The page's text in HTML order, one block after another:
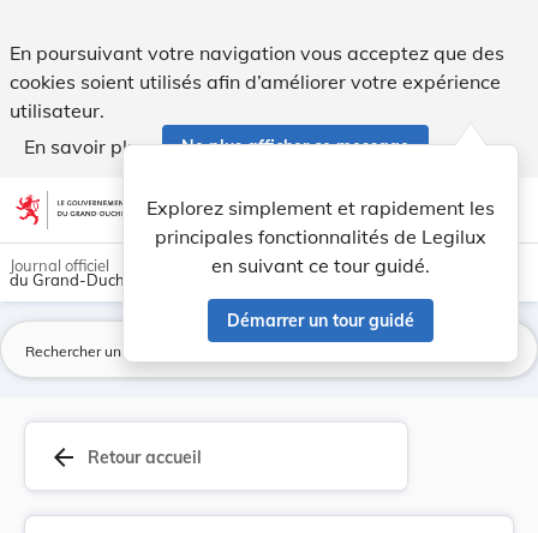
En poursuivant votre navigation vous acceptez que des
cookies soient utilisés afin d’améliorer votre expérience
utilisateur.
En savoir plus
Ne plus afficher ce message
Aller au contenu account_circle help Aide
Explorez simplement et rapidement les
principales fonctionnalités de Legilux
en suivant ce tour guidé.
Démarrer un tour guidé
light_mode dark_mode
Journal officiel
du Grand-Duché de Luxembourg
arrow_back Retour accueil